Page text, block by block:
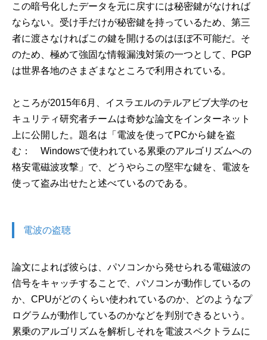
この暗号化したデータを元に戻すには秘密鍵がなければ
ならない。受け手だけが秘密鍵を持っているため、第三
者に渡さなければこの鍵を開けるのはほぼ不可能だ。そ
のため、極めて強固な情報漏洩対策の一つとして、PGP
は世界各地のさまざまなところで利用されている。
ところが2015年6月、イスラエルのテルアビブ大学のセ
キュリティ研究者チームは奇妙な論文をインターネット
上に公開した。題名は「電波を使ってPCから鍵を盗
む： Windowsで使われている累乗のアルゴリズムへの
格安電磁波攻撃」で、どうやらこの堅牢な鍵を、電波を
使って盗み出せたと述べているのである。
電波の盗聴
論文によれば彼らは、パソコンから発せられる電磁波の
信号をキャッチすることで、パソコンが動作しているの
か、CPUがどのくらい使われているのか、どのようなプ
ログラムが動作しているのかなどを判別できるという。
累乗のアルゴリズムを解析しそれを電波スペクトラムに